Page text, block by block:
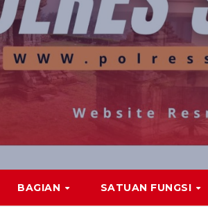
BAGIAN SATUAN FUNGSI